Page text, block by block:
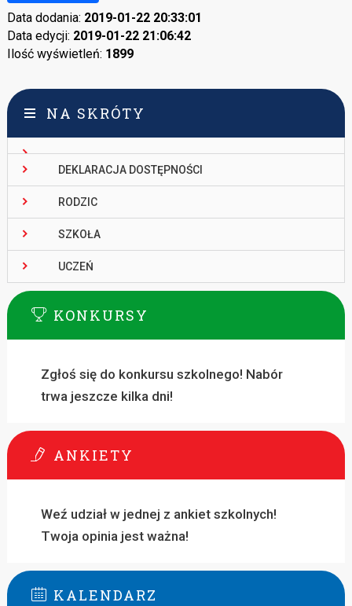
Data dodania: 2019-01-22 20:33:01
Data edycji: 2019-01-22 21:06:42
Ilość wyświetleń: 1899
NA SKRÓTY
DEKLARACJA DOSTĘPNOŚCI
RODZIC
SZKOŁA
UCZEŃ
KONKURSY
Zgłoś się do konkursu szkolnego! Nabór
trwa jeszcze kilka dni!
ANKIETY
Weź udział w jednej z ankiet szkolnych!
Twoja opinia jest ważna!
KALENDARZ